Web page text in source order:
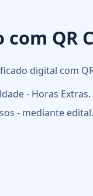
QR
digital com
- Horas Extras.
- mediante edital.